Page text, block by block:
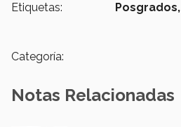
Etiquetas: Posgrados,
Categoría:
Notas Relacionadas